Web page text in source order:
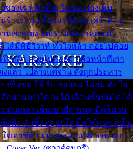
ของเรา ลำเค็ญ ใครจะมองเห็น
ร้าวระบม ต้องมาขื่นขม เศร้าตรม
นเขาแต่ง แต่เรา แล้งมาหลายปี
ได้มีพิธีวิวาห์ หัวใจหล้า คอยไปคอย
จหล้า คอยไปคอยมา คือหน้าที่เก่า
แล้ว ไปล้างแต่จาน ดั่งถูกประหาร
าขื่นขม โอ้ รัก ลอยลม ไม่สม ดัง ใจ
กนานเท่าใด จะได้ เลื่อนขั้นบันได ได้
มันเหงา เห็นเขามีคู่ ซมดู มีคู่ก็ม่วน
งตึง มันซึ้ง อยู่แก่ใจ มื้อใด๋หนอ สิเป็น
ใจเฮาซิด้าน มันทรมาน จับจาน เอย…